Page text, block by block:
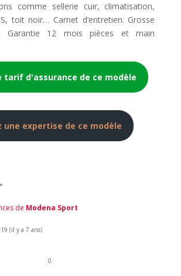
comme sellerie cuir, climatisation,
toit noir… Carnet d’entretien. Grosse
Garantie 12 mois pièces et main
tarif d'assurance de ce modèle
une expertise de ce modèle
de Modena Sport
(il y a 7 ans)
0